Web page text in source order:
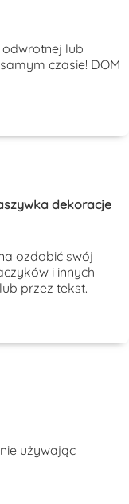
lub
czasie! DOM
dekoracje
ozdobić swój
i innych
przez tekst.
używając